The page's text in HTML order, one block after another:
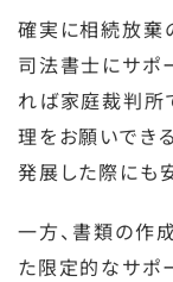
確実に相続放棄
司法書士にサポ
れば家庭裁判所
理をお願いでき
発展した際にも
一方、書類の作
た限定的なサポ